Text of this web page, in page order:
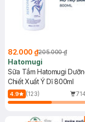
82.000 ₫205.000 ₫
Hatomugi
Sữa Tắm Hatomugi
Chiết Xuất Ý Dĩ 800ml
4.9 (123)